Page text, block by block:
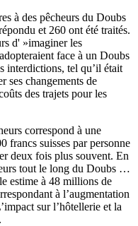
à des pêcheurs du Doubs
et 260 ont été traités.
d' »imaginer les
face à un Doubs
interdictions, tel qu’il était
ses changements de
des trajets pour les
correspond à une
francs suisses par personne
deux fois plus souvent. En
tout le long du Doubs …
estime à 48 millions de
à l’augmentation
sur l’hôtellerie et la